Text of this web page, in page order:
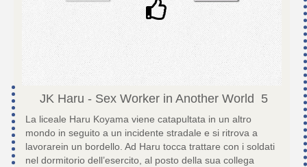
JK Haru - Sex Worker in Another World 5
La liceale Haru Koyama viene catapultata in un altro
mondo in seguito a un incidente stradale e si ritrova a
lavorarein un bordello. Ad Haru tocca trattare con i soldati
nel dormitorio dell’esercito, al posto della sua collega